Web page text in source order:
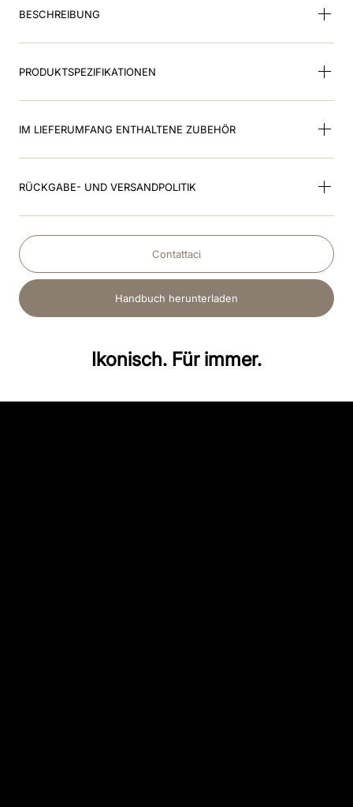
BESCHREIBUNG
PRODUKTSPEZIFIKATIONEN
IM LIEFERUMFANG ENTHALTENE ZUBEHÖR
RÜCKGABE- UND VERSANDPOLITIK
Contattaci
Handbuch herunterladen
Ikonisch. Für immer.